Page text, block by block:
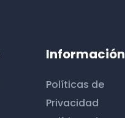
Información
Políticas de
Privacidad